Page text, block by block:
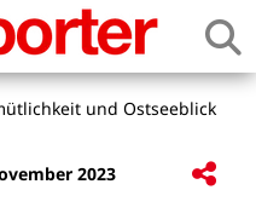
und Ostseeblick
2023